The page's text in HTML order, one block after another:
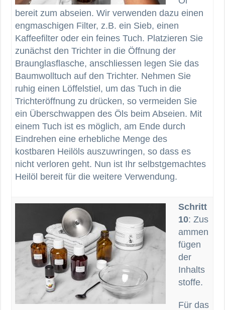
bereit zum abseien. Wir verwenden dazu einen
engmaschigen Filter, z.B. ein Sieb, einen
Kaffeefilter oder ein feines Tuch. Platzieren Sie
zunächst den Trichter in die Öffnung der
Braunglasflasche, anschliessen legen Sie das
Baumwolltuch auf den Trichter. Nehmen Sie
ruhig einen Löffelstiel, um das Tuch in die
Trichteröffnung zu drücken, so vermeiden Sie
ein Überschwappen des Öls beim Abseien. Mit
einem Tuch ist es möglich, am Ende durch
Eindrehen eine erhebliche Menge des
kostbaren Heilöls auszuwringen, so dass es
nicht verloren geht. Nun ist Ihr selbstgemachtes
Heilöl bereit für die weitere Verwendung.
Schritt
10: Zus
ammen
fügen
der
Inhalts
stoffe.
Für das